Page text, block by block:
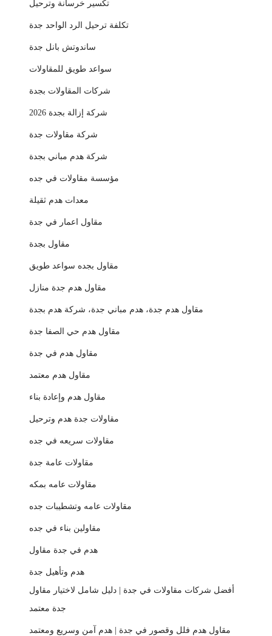
تكسير خرسانة وترحيل
تكلفة ترحيل الرد الواحد جدة
ساندوتش بانل جدة
سواعد طويق للمقاولات
شركات المقاولات بجدة
شركة إزالة بجدة 2026
شركة مقاولات جدة
شركة هدم مباني بجدة
مؤسسة مقاولات في جده
معدات هدم ثقيلة
مقاول اعمار في جدة
مقاول بجدة
مقاول بجده سواعد طويق
مقاول هدم جدة منازل
مقاول هدم جدة، هدم مباني جدة، شركة هدم بجدة
مقاول هدم حي الصفا جدة
مقاول هدم في جدة
مقاول هدم معتمد
مقاول هدم وإعادة بناء
مقاولات جدة هدم وترحيل
مقاولات سريعه في جده
مقاولات عامة جدة
مقاولات عامه بمكه
مقاولات عامه وتشطيبات جده
مقاولين بناء في جده
هدم في جدة مقاول
هدم وتأهيل جدة
أفضل شركات مقاولات في جدة | دليل شامل لاختيار مقاول
جدة معتمد
مقاول هدم فلل وقصور في جدة | هدم آمن وسريع ومعتمد